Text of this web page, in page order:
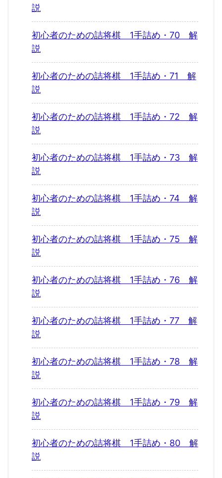
説
初心者のための詰将棋 1手詰め・70 解
説
初心者のための詰将棋 1手詰め・71 解
説
初心者のための詰将棋 1手詰め・72 解
説
初心者のための詰将棋 1手詰め・73 解
説
初心者のための詰将棋 1手詰め・74 解
説
初心者のための詰将棋 1手詰め・75 解
説
初心者のための詰将棋 1手詰め・76 解
説
初心者のための詰将棋 1手詰め・77 解
説
初心者のための詰将棋 1手詰め・78 解
説
初心者のための詰将棋 1手詰め・79 解
説
初心者のための詰将棋 1手詰め・80 解
説